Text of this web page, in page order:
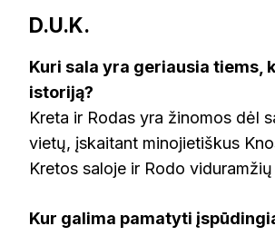
D.U.K.
Kuri sala yra geriausia tiems,
istoriją?
Kreta ir Rodas yra žinomos dėl
vietų, įskaitant minojietiškus
Kretos saloje ir Rodo
Kur galima pamatyti